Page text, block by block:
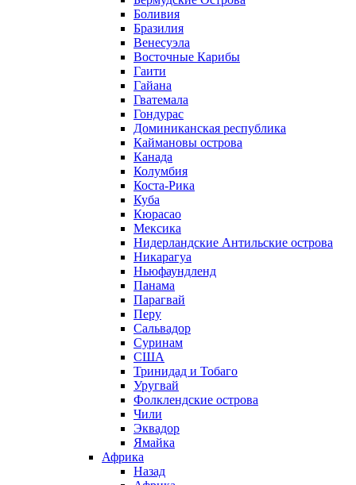
Боливия
Бразилия
Венесуэла
Восточные Карибы
Гаити
Гайана
Гватемала
Гондурас
Доминиканская республика
Каймановы острова
Канада
Колумбия
Коста-Рика
Куба
Кюрасао
Мексика
Нидерландские Антильские острова
Никарагуа
Ньюфаундленд
Панама
Парагвай
Перу
Сальвадор
Суринам
США
Тринидад и Тобаго
Уругвай
Фолклендские острова
Чили
Эквадор
Ямайка
Африка
Назад